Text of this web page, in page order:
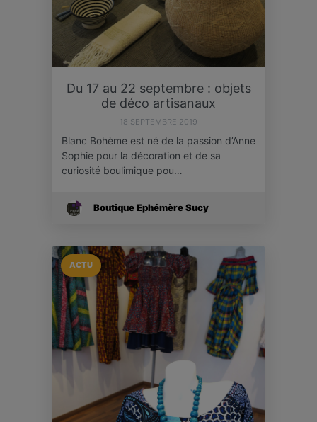
Du 17 au 22 septembre : objets
de déco artisanaux
18 SEPTEMBRE 2019
Blanc Bohème est né de la passion d’Anne
Sophie pour la décoration et de sa
curiosité boulimique pou…
Boutique Ephémère Sucy
ACTU